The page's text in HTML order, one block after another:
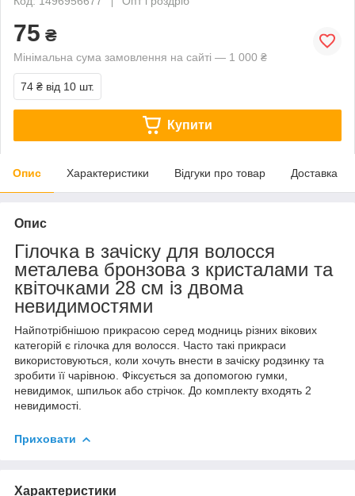
75 ₴
Мінімальна сума замовлення на сайті — 1 000 ₴
74 ₴ від 10 шт.
Купити
Опис Характеристики Відгуки про товар Доставка
Опис
Гілочка в зачіску для волосся
металева бронзова з кристалами та
квіточками 28 см із двома
невидимостями
Найпотрібнішою прикрасою серед модниць різних вікових
категорій є гілочка для волосся. Часто такі прикраси
використовуються, коли хочуть внести в зачіску родзинку та
зробити її чарівною. Фіксується за допомогою гумки,
невидимок, шпильок або стрічок. До комплекту входять 2
невидимості.
Приховати
Характеристики